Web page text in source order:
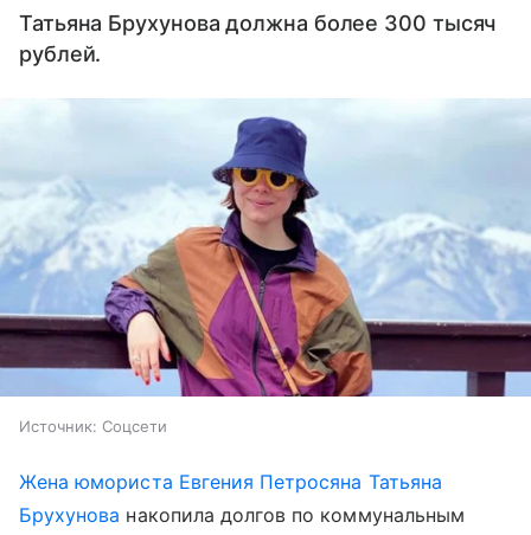
Татьяна Брухунова должна более 300 тысяч
рублей.
Источник: Соцсети
Жена юмориста Евгения Петросяна Татьяна
Брухунова накопила долгов по коммунальным